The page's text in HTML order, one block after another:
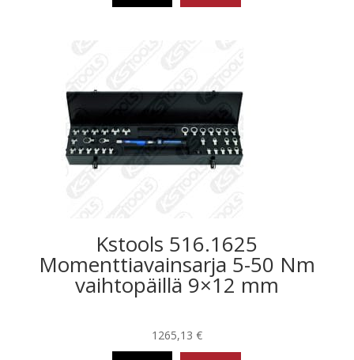
Kstools 516.1625
Momenttiavainsarja 5-50 Nm
vaihtopäillä 9×12 mm
1265,13 €